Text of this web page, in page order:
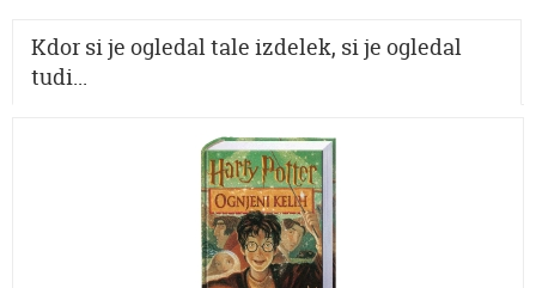
Kdor si je ogledal tale izdelek, si je ogledal
tudi...